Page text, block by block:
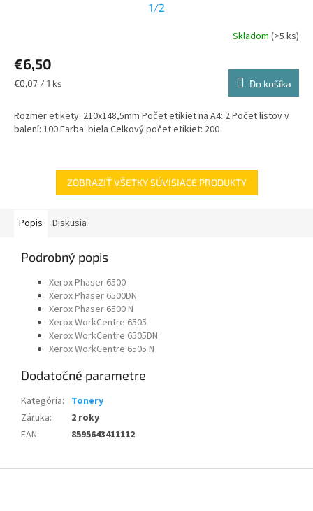
1/2
Skladom (>5 ks)
€6,50
Jednotková
€0,07 / 1 ks Do košíka
Rozmer etikety: 210x148,5mm Počet etikiet na A4: 2 Počet listov v
balení: 100 Farba: biela Celkový počet etikiet: 200
ZOBRAZIŤ VŠETKY SÚVISIACE PRODUKTY
Popis Diskusia
Podrobný popis
Xerox Phaser 6500
Xerox Phaser 6500DN
Xerox Phaser 6500 N
Xerox WorkCentre 6505
Xerox WorkCentre 6505DN
Xerox WorkCentre 6505 N
Dodatočné parametre
Kategória: Tonery
Záruka:
2 roky
EAN: 8595643411112